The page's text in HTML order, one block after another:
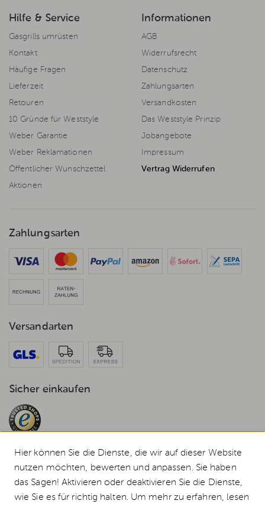
Hilfe & Service
Gasgrills umrüsten
Kontakt
Häufige Fragen
Lieferzeit
Retouren
10 Gründe für Weststyle
Weber Garantie
Weber Reklamationen
Öffentlicher Wunschzettel
Aktionen
Informationen
AGB
Widerrufsrecht
Datenschutz
Zahlungsarten
Versandkosten
Das Weststyle Prinzip
Jobangebote
Impressum
Vertrag Widerrufen
Zahlungsarten
Versandarten
Sicher einkaufen
© 2026 Weststyle GmbH · Europas grosser Weber Spezialist
Hier können Sie die Dienste, die wir auf dieser Website
nutzen möchten, bewerten und anpassen. Sie haben
das Sagen! Aktivieren oder deaktivieren Sie die Dienste,
wie Sie es für richtig halten. Um mehr zu erfahren, lesen